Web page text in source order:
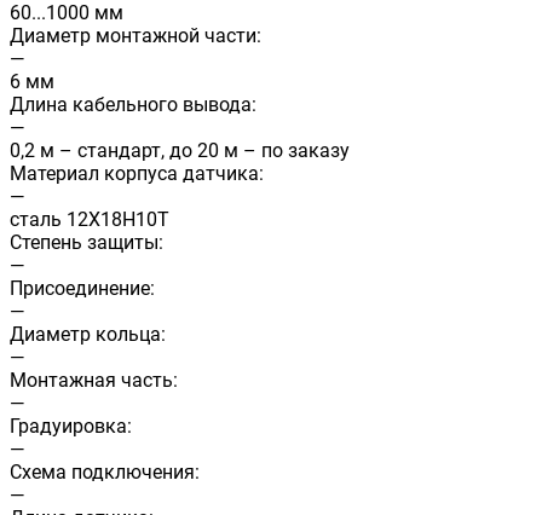
60...1000 мм
Диаметр монтажной части:
—
6 мм
Длина кабельного вывода:
—
0,2 м – стандарт, до 20 м – по заказу
Материал корпуса датчика:
—
сталь 12Х18Н10Т
Степень защиты:
—
Присоединение:
—
Диаметр кольца:
—
Монтажная часть:
—
Градуировка:
—
Схема подключения:
—